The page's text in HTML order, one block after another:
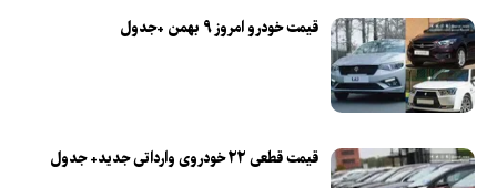
قیمت خودرو امروز ۹ بهمن +جدول
قیمت قطعی ۲۲ خودروی وارداتی جدید+ جدول